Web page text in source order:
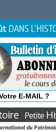
DANS
Petite
du